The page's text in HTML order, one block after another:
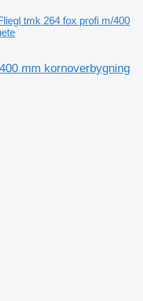
tmk 264 fox profi m/400
mm kornoverbygning